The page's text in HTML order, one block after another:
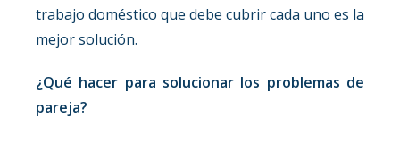
trabajo doméstico que debe cubrir cada uno es la
mejor solución.
¿Qué hacer para solucionar los problemas de
pareja?